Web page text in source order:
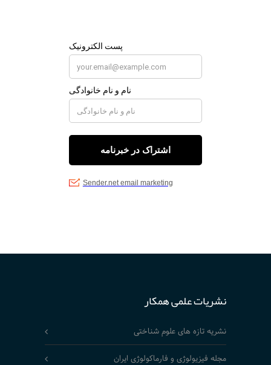
نشریات علمی همکار
نشریه تازه های علوم شناختی
مجله فیزیولوژی و فارماکولوژی ایران